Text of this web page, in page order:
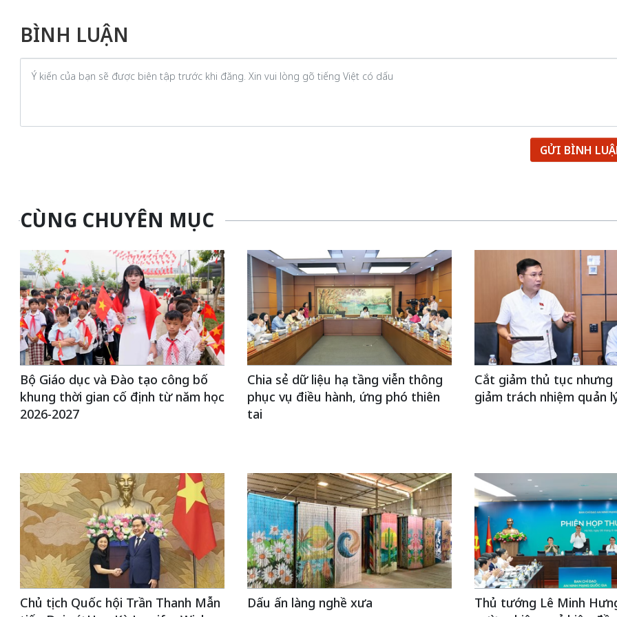
BÌNH LUẬN
GỬI BÌNH
CÙNG CHUYÊN MỤC
Bộ Giáo dục và Đào tạo công bố
khung thời gian cố định từ năm học
2026-2027
Chia sẻ dữ liệu hạ tầng viễn thông
phục vụ điều hành, ứng phó thiên
tai
Cắt giảm thủ tục nhưng
giảm trách nhiệm quản
Chủ tịch Quốc hội Trần Thanh Mẫn
Dấu ấn làng nghề xưa
Thủ tướng Lê Minh